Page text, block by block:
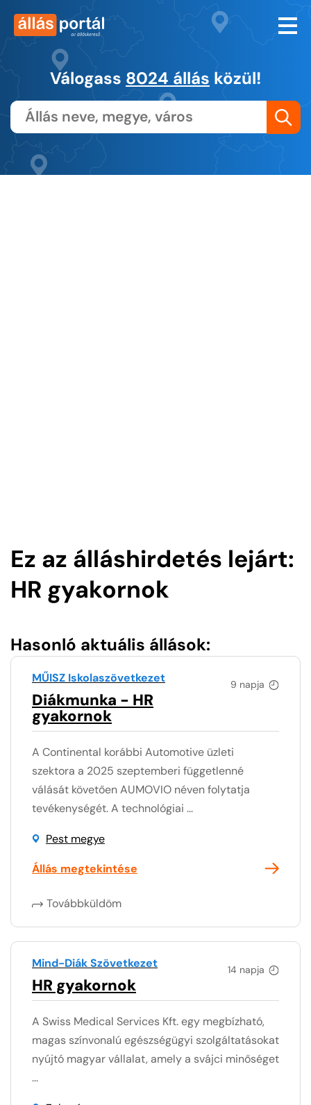
Válogass 8024 állás közül!
Ez az álláshirdetés lejárt:
HR gyakornok
Hasonló aktuális állások:
9 napja
MŰISZ Iskolaszövetkezet
Diákmunka - HR
gyakornok
A Continental korábbi Automotive üzleti
szektora a 2025 szeptemberi függetlenné
válását követően AUMOVIO néven folytatja
tevékenységét. A technológiai ...
Pest megye
Állás megtekintése
Továbbküldöm
14 napja
Mind-Diák Szövetkezet
HR gyakornok
A Swiss Medical Services Kft. egy megbízható,
magas színvonalú egészségügyi szolgáltatásokat
nyújtó magyar vállalat, amely a svájci minőséget
...